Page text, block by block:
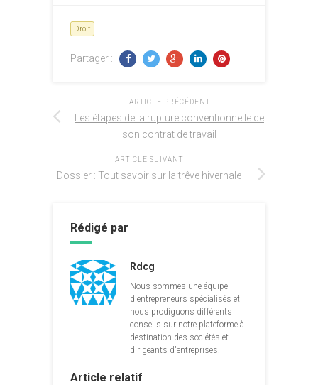
Droit
Partager :
ARTICLE PRÉCÉDENT
Les étapes de la rupture conventionnelle de
son contrat de travail
ARTICLE SUIVANT
Dossier : Tout savoir sur la trêve hivernale
Rédigé par
Rdcg
Nous sommes une équipe
d'entrepreneurs spécialisés et
nous prodiguons différents
conseils sur notre plateforme à
destination des sociétés et
dirigeants d'entreprises.
Article relatif